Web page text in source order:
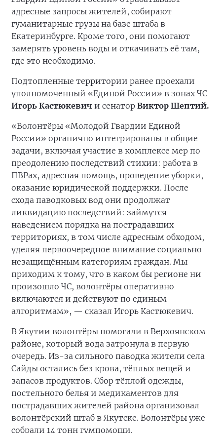
адресные запросы жителей, собирают
гуманитарные грузы на базе штаба в
Екатеринбурге. Кроме того, они помогают
замерять уровень воды и откачивать её там,
где это необходимо.
Подтопленные территории ранее проехали
уполномоченный «Единой России» в зонах ЧС
Игорь Кастюкевич и сенатор Виктор Шептий.
«Волонтёры «Молодой Гвардии Единой
России» органично интегрированы в общие
задачи, включая участие в комплексе мер по
преодолению последствий стихии: работа в
ПВРах, адресная помощь, проведение уборки,
оказание юридической поддержки. После
схода паводковых вод они продолжат
ликвидацию последствий: займутся
наведением порядка на пострадавших
территориях, в том числе адресным обходом,
уделяя первоочередное внимание социально
незащищённым категориям граждан. Мы
приходим к тому, что в каком бы регионе ни
произошло ЧС, волонтёры оперативно
включаются и действуют по единым
алгоритмам», — сказал Игорь Кастюкевич.
В Якутии волонтёры помогали в Верхоянском
районе, который вода затронула в первую
очередь. Из-за сильного паводка жители села
Сайды остались без крова, тёплых вещей и
запасов продуктов. Сбор тёплой одежды,
постельного белья и медикаментов для
пострадавших жителей района организовал
волонтёрский штаб в Якутске. Волонтёры уже
собрали 14 тонн гумпомощи.